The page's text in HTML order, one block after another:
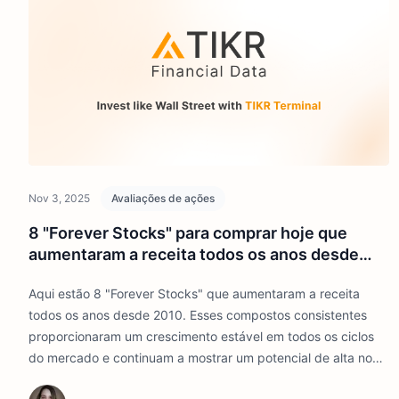
Nov 3, 2025 Avaliações de ações
8 "Forever Stocks" para comprar hoje que
aumentaram a receita todos os anos desde
Aqui estão 8 "Forever Stocks" que aumentaram a receita
todos os anos desde 2010. Esses compostos consistentes
proporcionaram um crescimento estável em todos os ciclos
do mercado e continuam a mostrar um potencial de alta no